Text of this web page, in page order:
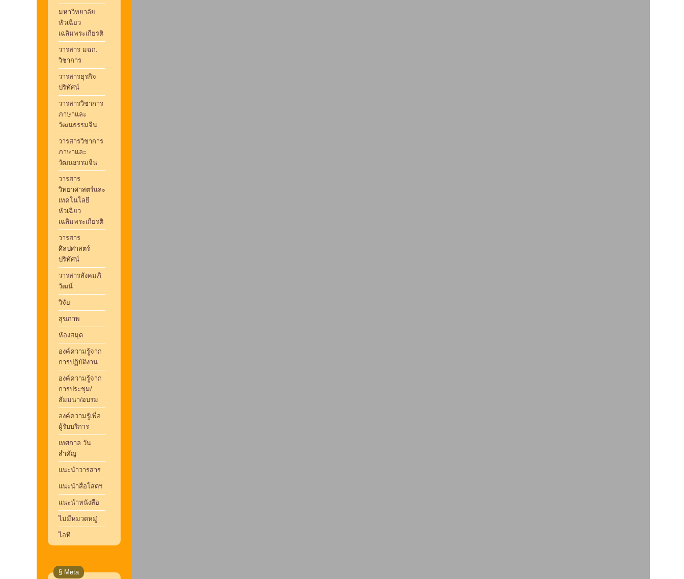
มหาวิทยาลัย
หัวเฉียว
เฉลิมพระเกียรติ
วารสาร มฉก.
วิชาการ
วารสารธุรกิจ
ปริทัศน์
วารสารวิชาการ
ภาษาและ
วัฒนธรรมจีน
วารสารวิชาการ
ภาษาและ
วัฒนธรรมจีน
วารสาร
วิทยาศาสตร์และ
เทคโนโลยี
หัวเฉียว
เฉลิมพระเกียรติ
วารสาร
ศิลปศาสตร์
ปริทัศน์
วารสารสังคมภิ
วัฒน์
วิจัย
สุขภาพ
ห้องสมุด
องค์ความรู้จาก
การปฏิบัติงาน
องค์ความรู้จาก
การประชุม/
สัมมนา/อบรม
องค์ความรู้เพื่อ
ผู้รับบริการ
เทศกาล วัน
สำคัญ
แนะนำวารสาร
แนะนำสื่อโสตฯ
แนะนำหนังสือ
ไม่มีหมวดหมู่
ไอที
§ Meta